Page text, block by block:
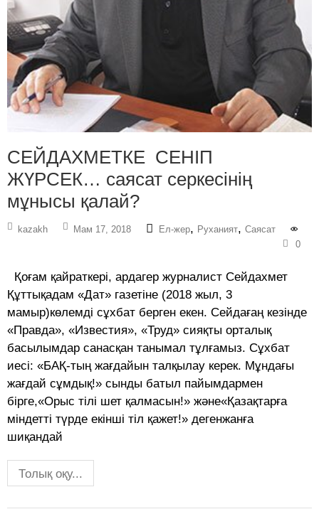
СЕЙДАХМЕТКЕ СЕНІП
ЖҮРСЕК… саясат серкесінің
мұнысы қалай?
kazakh Мам 17, 2018 Ел-жер, Руханият, Саясат
0
Қоғам қайраткері, ардагер журналист Сейдахмет
Құттықадам «Дат» газетіне (2018 жыл, 3
мамыр)көлемді сұхбат берген екен. Сейдағаң кезінде
«Правда», «Известия», «Труд» сияқты орталық
басылымдар санасқан танымал тұлғамыз. Сұхбат
иесі: «БАҚ-тың жағдайын талқылау керек. Мұндағы
жағдай сұмдық!» сынды батыл пайымдармен
бірге,«Орыс тілі шет қалмасын!» және«Қазақтарға
міндетті түрде екінші тіл қажет!» дегенжанға
шиқандай
Толық оқу...